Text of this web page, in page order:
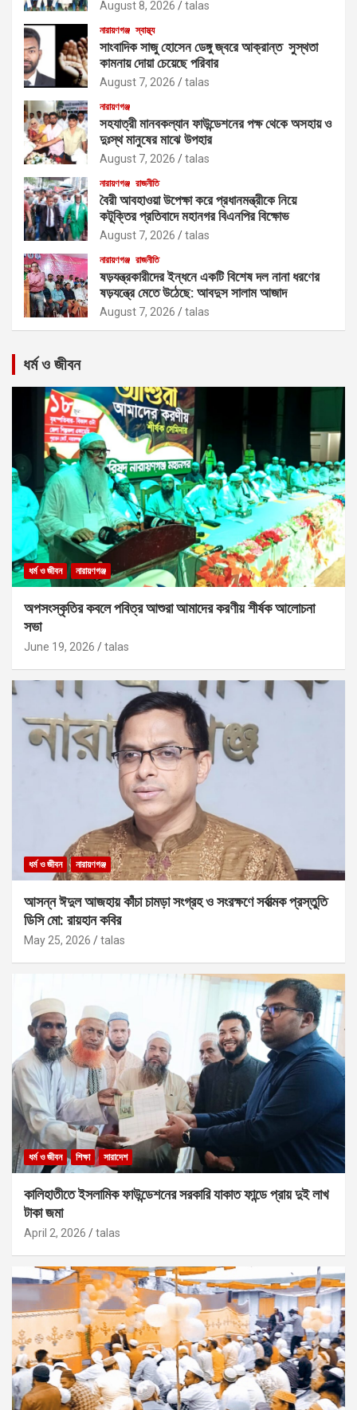
August 8, 2026 talas
নারায়ণগঞ্জ স্বাস্থ্য
সাংবাদিক সাজু হোসেন ডেঙ্গু জ্বরে আক্রান্ত সুস্থতা
কামনায় দোয়া চেয়েছে পরিবার
August 7, 2026 talas
নারায়ণগঞ্জ
সহযাত্রী মানবকল্যান ফাউন্ডেশনের পক্ষ থেকে অসহায় ও
দুঃস্থ মানুষের মাঝে উপহার
August 7, 2026 talas
নারায়ণগঞ্জ রাজনীতি
বৈরী আবহাওয়া উপেক্ষা করে প্রধানমন্ত্রীকে নিয়ে
কটূক্তির প্রতিবাদে মহানগর বিএনপির বিক্ষোভ
August 7, 2026 talas
নারায়ণগঞ্জ রাজনীতি
ষড়যন্ত্রকারীদের ইন্ধনে একটি বিশেষ দল নানা ধরণের
ষড়যন্ত্রে মেতে উঠেছে: আবদুস সালাম আজাদ
August 7, 2026 talas
ধর্ম ও জীবন
ধর্ম ও জীবন নারায়ণগঞ্জ
অপসংস্কৃতির কবলে পবিত্র আশুরা আমাদের করণীয় শীর্ষক আলোচনা
সভা
June 19, 2026 talas
ধর্ম ও জীবন নারায়ণগঞ্জ
আসন্ন ঈদুল আজহায় কাঁচা চামড়া সংগ্রহ ও সংরক্ষণে সর্বাত্মক প্রস্তুতি
ডিসি মো: রায়হান কবির
May 25, 2026 talas
ধর্ম ও জীবন শিক্ষা সারাদেশ
কালিহাতীতে ইসলামিক ফাউন্ডেশনের সরকারি যাকাত ফান্ডে প্রায় দুই লাখ
টাকা জমা
April 2, 2026 talas